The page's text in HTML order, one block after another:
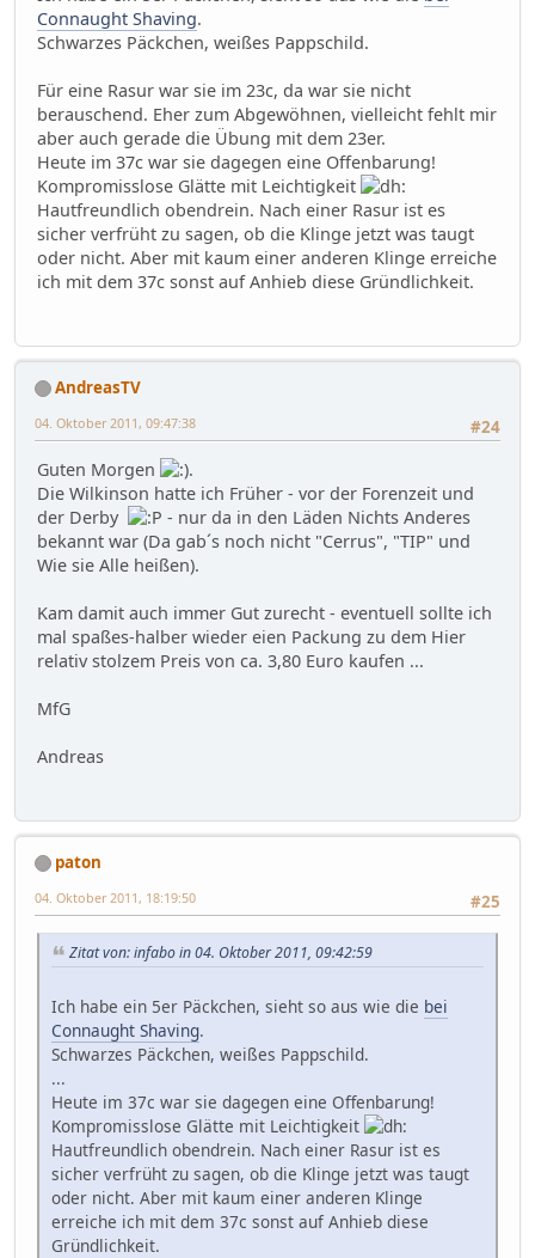
Connaught Shaving.
Schwarzes Päckchen, weißes Pappschild.
Für eine Rasur war sie im 23c, da war sie nicht
berauschend. Eher zum Abgewöhnen, vielleicht fehlt mir
aber auch gerade die Übung mit dem 23er.
Heute im 37c war sie dagegen eine Offenbarung!
Kompromisslose Glätte mit Leichtigkeit
Hautfreundlich obendrein. Nach einer Rasur ist es
sicher verfrüht zu sagen, ob die Klinge jetzt was taugt
oder nicht. Aber mit kaum einer anderen Klinge erreiche
ich mit dem 37c sonst auf Anhieb diese Gründlichkeit.
AndreasTV
#24
04. Oktober 2011, 09:47:38
Guten Morgen
.
Die Wilkinson hatte ich Früher - vor der Forenzeit und
der Derby
- nur da in den Läden Nichts Anderes
bekannt war (Da gab´s noch nicht "Cerrus", "TIP" und
Wie sie Alle heißen).
Kam damit auch immer Gut zurecht - eventuell sollte ich
mal spaßes-halber wieder eien Packung zu dem Hier
relativ stolzem Preis von ca. 3,80 Euro kaufen ...
MfG
Andreas
paton
#25
04. Oktober 2011, 18:19:50
Zitat von: infabo in 04. Oktober 2011, 09:42:59
Ich habe ein 5er Päckchen, sieht so aus wie die bei
Connaught Shaving.
Schwarzes Päckchen, weißes Pappschild.
...
Heute im 37c war sie dagegen eine Offenbarung!
Kompromisslose Glätte mit Leichtigkeit
Hautfreundlich obendrein. Nach einer Rasur ist es
sicher verfrüht zu sagen, ob die Klinge jetzt was taugt
oder nicht. Aber mit kaum einer anderen Klinge
erreiche ich mit dem 37c sonst auf Anhieb diese
Gründlichkeit.